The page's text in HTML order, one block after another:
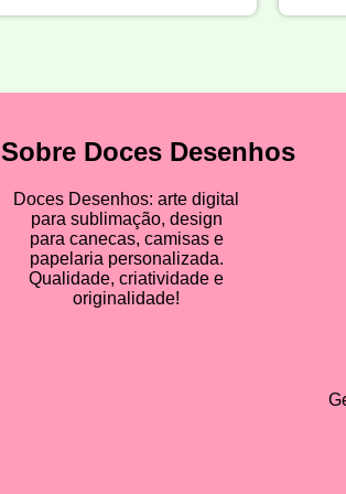
Sobre Doces Desenhos
Doces Desenhos: arte digital
para sublimação, design
para canecas, camisas e
papelaria personalizada.
Qualidade, criatividade e
originalidade!